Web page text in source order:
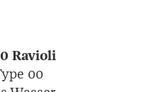
Ravioli
00